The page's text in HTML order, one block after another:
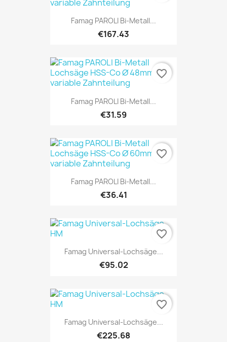
Famag PAROLI Bi-Metall...
€167.43
Famag PAROLI Bi-Metall...
€31.59
favorite_border
Famag PAROLI Bi-Metall...
€36.41
favorite_border
Famag Universal-Lochsäge...
€95.02
favorite_border
Famag Universal-Lochsäge...
€225.68
favorite_border